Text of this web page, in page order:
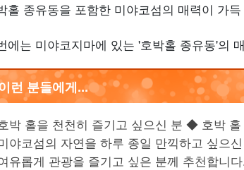
홀 종유동을 포함한 미야코섬의 매력이 가
에는 미야코지마에 있는 '호박홀 종유동'의
런 분들에게...
박 홀을 천천히 즐기고 싶으신 분 ◆ 호박 홀
야코섬의 자연을 하루 종일 만끽하고 싶으
유롭게 관광을 즐기고 싶은 분께 추천합니